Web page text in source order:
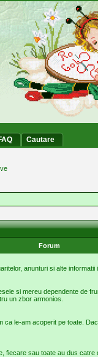
Cautare
Forum
anunturi si alte informatii
si mereu dependente de
un zbor armonios.
ca le-am acoperit pe toate.
fiecare sau toate au dus